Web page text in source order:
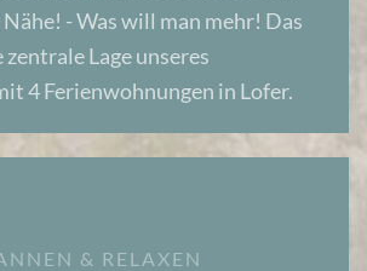
- Was will man mehr! Das
Lage unseres
4 Ferienwohnungen in Lofer.
& RELAXEN